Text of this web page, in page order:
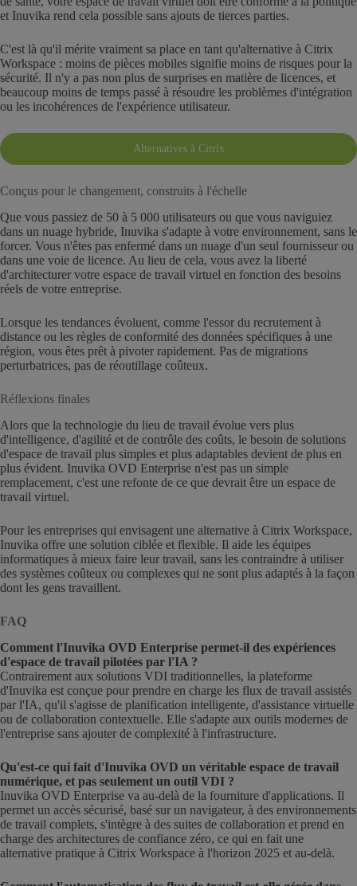
et Inuvika rend cela possible sans ajouts de tierces parties.
C'est là qu'il mérite vraiment sa place en tant qu'alternative à Citrix
Workspace : moins de pièces mobiles signifie moins de risques pour la
sécurité. Il n'y a pas non plus de surprises en matière de licences, et
beaucoup moins de temps passé à résoudre les problèmes d'intégration
ou les incohérences de l'expérience utilisateur.
Alternatives à Citrix
Conçus pour le changement, construits à l'échelle
Que vous passiez de 50 à 5 000 utilisateurs ou que vous naviguiez
dans un nuage hybride, Inuvika s'adapte à votre environnement, sans le
forcer. Vous n'êtes pas enfermé dans un nuage d'un seul fournisseur ou
dans une voie de licence. Au lieu de cela, vous avez la liberté
d'architecturer votre espace de travail virtuel en fonction des besoins
réels de votre entreprise.
Lorsque les tendances évoluent, comme l'essor du recrutement à
distance ou les règles de conformité des données spécifiques à une
région, vous êtes prêt à pivoter rapidement. Pas de migrations
perturbatrices, pas de réoutillage coûteux.
Réflexions finales
Alors que la technologie du lieu de travail évolue vers plus
d'intelligence, d'agilité et de contrôle des coûts, le besoin de solutions
d'espace de travail plus simples et plus adaptables devient de plus en
plus évident. Inuvika OVD Enterprise n'est pas un simple
remplacement, c'est une refonte de ce que devrait être un espace de
travail virtuel.
Pour les entreprises qui envisagent une alternative à Citrix Workspace,
Inuvika offre une solution ciblée et flexible. Il aide les équipes
informatiques à mieux faire leur travail, sans les contraindre à utiliser
des systèmes coûteux ou complexes qui ne sont plus adaptés à la façon
dont les gens travaillent.
FAQ
Comment l'Inuvika OVD Enterprise permet-il des expériences
d'espace de travail pilotées par l'IA ?
Contrairement aux solutions VDI traditionnelles, la plateforme
d'Inuvika est conçue pour prendre en charge les flux de travail assistés
par l'IA, qu'il s'agisse de planification intelligente, d'assistance virtuelle
ou de collaboration contextuelle. Elle s'adapte aux outils modernes de
l'entreprise sans ajouter de complexité à l'infrastructure.
Qu'est-ce qui fait d'Inuvika OVD un véritable espace de travail
numérique, et pas seulement un outil VDI ?
Inuvika OVD Enterprise va au-delà de la fourniture d'applications. Il
permet un accès sécurisé, basé sur un navigateur, à des environnements
de travail complets, s'intègre à des suites de collaboration et prend en
charge des architectures de confiance zéro, ce qui en fait une
alternative pratique à Citrix Workspace à l'horizon 2025 et au-delà.